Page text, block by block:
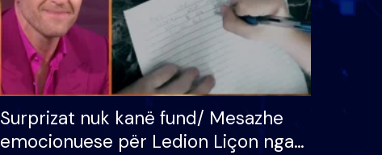
Surprizat nuk kanë fund/ Mesazhe
emocionuese për Ledion Liçon nga